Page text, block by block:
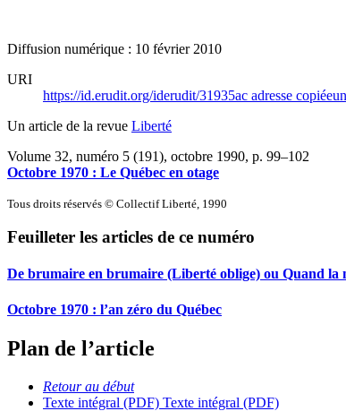
Diffusion numérique : 10 février 2010
URI
https://id.erudit.org/iderudit/31935ac adresse copiée
Un article de la revue Liberté
Volume 32, numéro 5 (191), octobre 1990, p. 99–102
Octobre 1970 : Le Québec en otage
Tous droits réservés © Collectif Liberté, 1990
Feuilleter les articles de ce numéro
De brumaire en brumaire (Liberté oblige) ou Quand la
Octobre 1970 : l’an zéro du Québec
Plan de l’article
Retour au début
Texte intégral (PDF) Texte intégral (PDF)